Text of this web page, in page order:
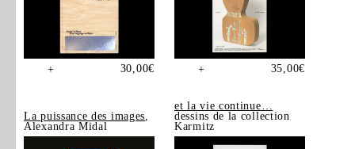
+ 30,00€ + 35,00€
La puissance des images,
Alexandra Midal
et la vie continue…
dessins de la collection
Karmitz